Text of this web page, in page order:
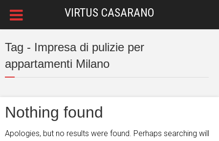
VIRTUS CASARANO
Tag - Impresa di pulizie per
appartamenti Milano
Nothing found
Apologies, but no results were found. Perhaps searching will